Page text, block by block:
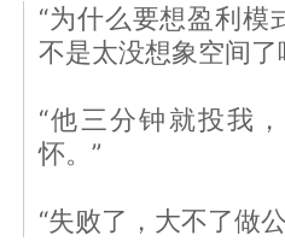
“为什么要想盈利模
不是太没想象空间了
“他三分钟就投我
怀。”
“失败了，大不了做